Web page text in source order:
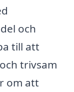
och
till att
trivsam
om att